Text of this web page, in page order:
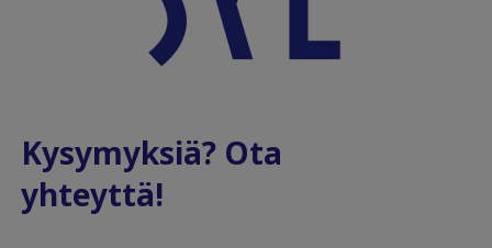
Kysymyksiä? Ota
yhteyttä!